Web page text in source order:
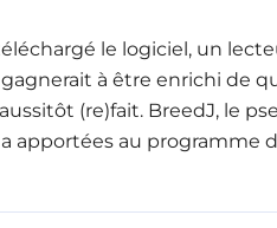
le logiciel, un
à être enrichi de
(re)fait. BreedJ, le
apportées au programme